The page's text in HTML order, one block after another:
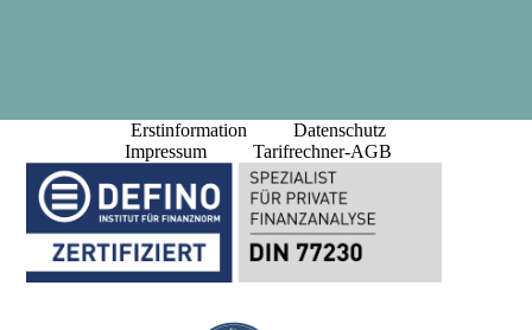
Erstinformation
Datenschutz
Impressum
Tarifrechner-AGB